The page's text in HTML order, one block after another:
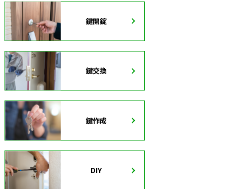
鍵開錠
鍵交換
鍵作成
DIY